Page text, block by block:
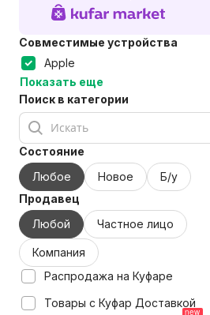
Совместимые устройства
Apple
Показать еще
Поиск в категории
Состояние
Любое
Новое
Б/у
Продавец
Любой
Частное лицо
Компания
Распродажа на Куфаре
Товары с Куфар Доставкой